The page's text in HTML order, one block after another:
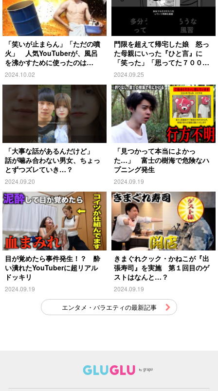
「笑いが止まらん」「ただの噴
火」 人気YouTuberが、風呂
を沸かすために使ったのは…
2024.10.02
門限を超えて帰宅した娘 怒っ
た母親にいった『ひと言』に
「笑った」「思ってた７００倍
特殊」
2024.09.25
「大事な話があるんだけど」
話が噛み合わない男女、ちょっ
とずつズレていき…？
2024.09.20
「見つかって本当によかっ
た…」 富士の樹海で危険なハ
プニング発生
2024.09.19
目が覚めたら事件発生！？ 酔
い潰れたYouTuberに超リアル
ドッキリ
2024.09.19
きまぐれクック・かねこが『出
張寿司』を実施 第１回目のゲ
ストはなんと…？
2024.09.19
エンタメ・バラエティの最新記事